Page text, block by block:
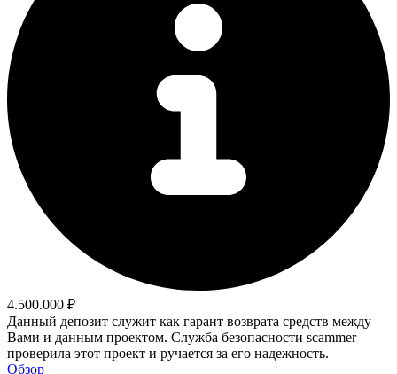
4.500.000 ₽
Данный депозит служит как гарант возврата средств между
Вами и данным проектом. Служба безопасности scammer
проверила этот проект и ручается за его надежность.
Обзор